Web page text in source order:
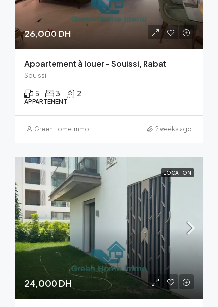
26,000 DH
Appartement à louer – Souissi, Rabat
Souissi
5 3 2
APPARTEMENT
Green Home Immo 2 weeks ago
LOCATION
24,000 DH